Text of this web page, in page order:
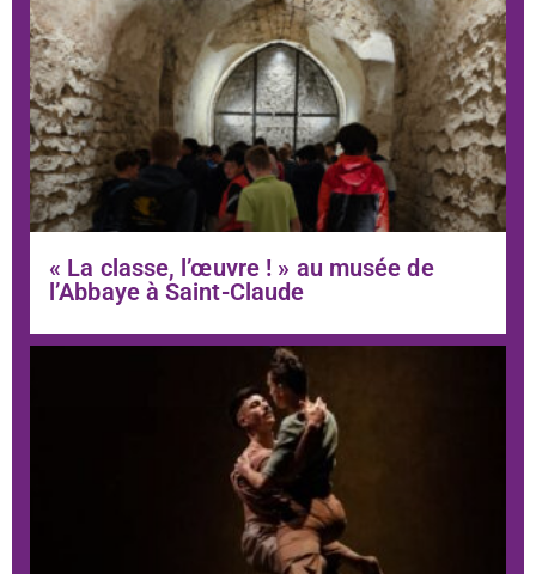
« La classe, l’œuvre ! » au musée de
l’Abbaye à Saint-Claude